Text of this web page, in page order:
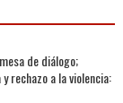
de diálogo;
rechazo a la violencia: